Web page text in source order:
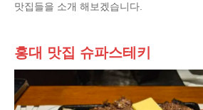
맛집들을 소개 해보겠습니다.
홍대 맛집 슈파스테키